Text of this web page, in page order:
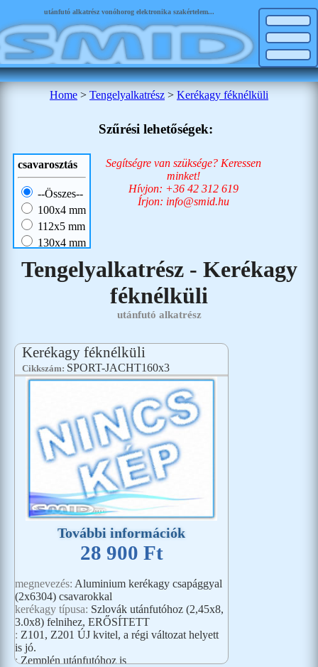
utánfutó alkatrész vonóhorog elektronika szakértelem...
Home > Tengelyalkatrész > Kerékagy féknélküli
Szűrési lehetőségek:
csavarosztás
--Összes--
100x4 mm
112x5 mm
130x4 mm
160x3 mm
160x4 mm
Segítségre van szüksége? Keressen
minket!
Hívjon: +36 42 312 619
Írjon: info@smid.hu
Tengelyalkatrész - Kerékagy
féknélküli
utánfutó alkatrész
Kerékagy féknélküli
Cikkszám: SPORT-JACHT160x3
További információk
28 900 Ft
megnevezés: Aluminium kerékagy csapággyal
(2x6304) csavarokkal
kerékagy típusa: Szlovák utánfutóhoz (2,45x8,
3.0x8) felnihez, ERŐSÍTETT
: Z101, Z201 ÚJ kvitel, a régi változat helyett
is jó.
:Zemplén utánfutóhoz is